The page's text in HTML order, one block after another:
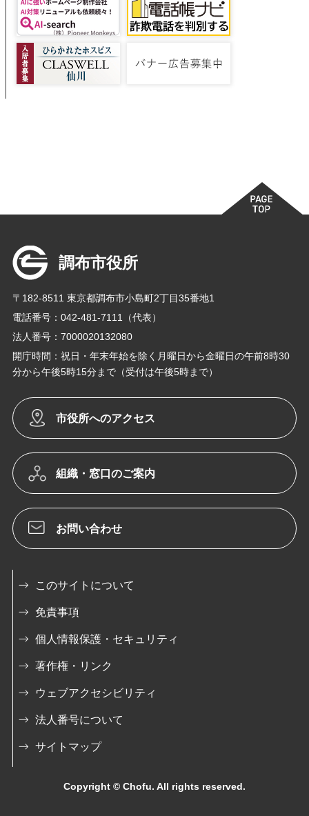
調布市役所
〒182-8511 東京都調布市小島町2丁目35番地1
電話番号：042-481-7111（代表）
法人番号：7000020132080
開庁時間：祝日・年末年始を除く月曜日から金曜日の午前8時30
分から午後5時15分まで（受付は午後5時まで）
市役所へのアクセス
組織・窓口のご案内
お問い合わせ
このサイトについて
免責事項
個人情報保護・セキュリティ
著作権・リンク
ウェブアクセシビリティ
法人番号について
サイトマップ
Copyright © Chofu. All rights reserved.